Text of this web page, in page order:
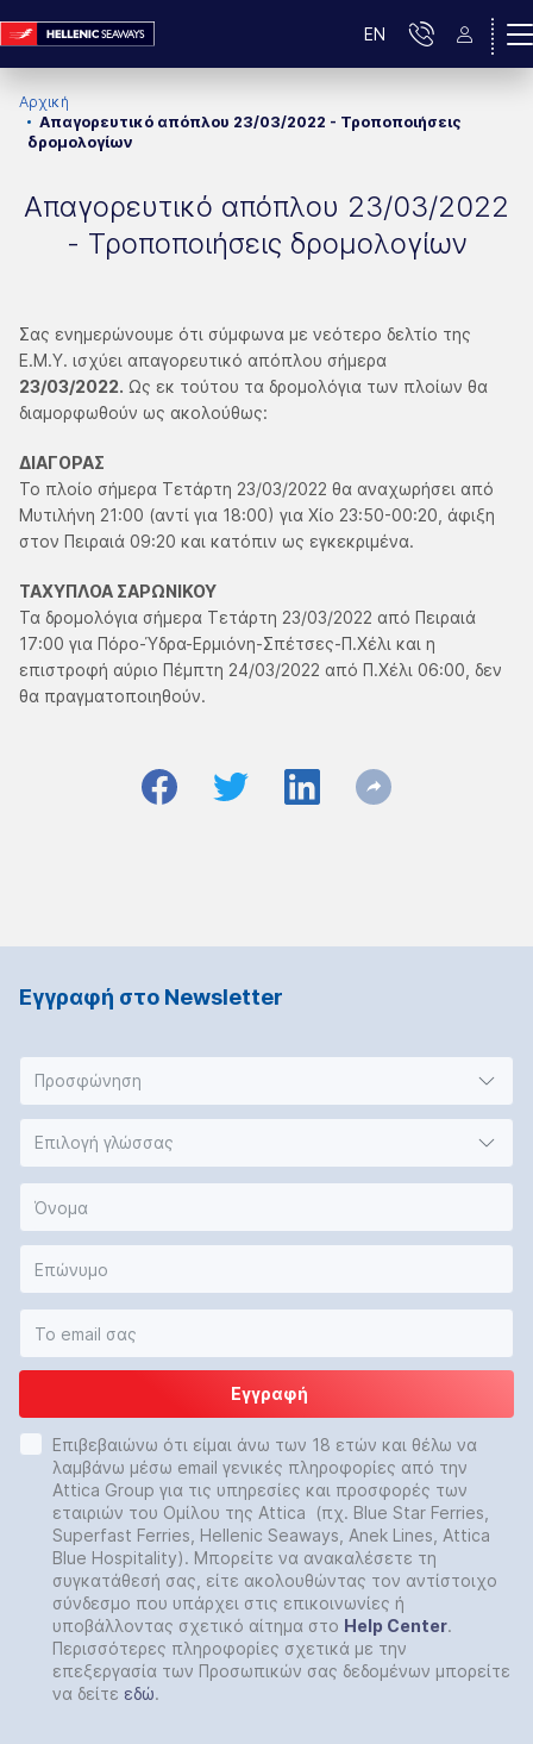
EN
Αρχική
Απαγορευτικό απόπλου 23/03/2022 - Τροποποιήσεις
δρομολογίων
Απαγορευτικό απόπλου 23/03/2022
- Τροποποιήσεις δρομολογίων
Σας ενημερώνουμε ότι σύμφωνα με νεότερο δελτίο της
Ε.Μ.Υ. ισχύει απαγορευτικό απόπλου σήμερα
23/03/2022. Ως εκ τούτου τα δρομολόγια των πλοίων θα
διαμορφωθούν ως ακολούθως:
ΔΙΑΓΟΡΑΣ
Το πλοίο σήμερα Τετάρτη 23/03/2022 θα αναχωρήσει από
Μυτιλήνη 21:00 (αντί για 18:00) για Χίο 23:50-00:20, άφιξη
στον Πειραιά 09:20 και κατόπιν ως εγκεκριμένα.
ΤΑΧΥΠΛΟΑ ΣΑΡΩΝΙΚΟΥ
Τα δρομολόγια σήμερα Τετάρτη 23/03/2022 από Πειραιά
17:00 για Πόρο-Ύδρα-Ερμιόνη-Σπέτσες-Π.Χέλι και η
επιστροφή αύριο Πέμπτη 24/03/2022 από Π.Χέλι 06:00, δεν
θα πραγματοποιηθούν.
Εγγραφή στο Νewsletter
Προσφώνηση
Επιλογή γλώσσας
Εγγραφή
Επιβεβαιώνω ότι είμαι άνω των 18 ετών και θέλω να
λαμβάνω μέσω email γενικές πληροφορίες από την
Attica Group για τις υπηρεσίες και προσφορές των
εταιριών του Ομίλου της Attica (πχ. Blue Star Ferries,
Superfast Ferries, Hellenic Seaways, Anek Lines, Attica
Blue Hospitality). Μπορείτε να ανακαλέσετε τη
συγκατάθεσή σας, είτε ακολουθώντας τον αντίστοιχο
σύνδεσμο που υπάρχει στις επικοινωνίες ή
υποβάλλοντας σχετικό αίτημα στο Help Center.
Περισσότερες πληροφορίες σχετικά με την
επεξεργασία των Προσωπικών σας δεδομένων μπορείτε
να δείτε εδώ.